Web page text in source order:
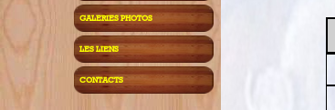
GALERIES PHOTOS
LES LIENS
CONTACTS